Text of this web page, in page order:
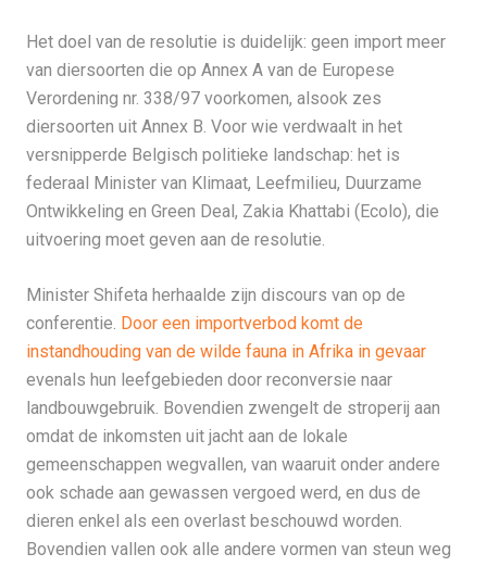
Het doel van de resolutie is duidelijk: geen import meer
van diersoorten die op Annex A van de Europese
Verordening nr. 338/97 voorkomen, alsook zes
diersoorten uit Annex B. Voor wie verdwaalt in het
versnipperde Belgisch politieke landschap: het is
federaal Minister van Klimaat, Leefmilieu, Duurzame
Ontwikkeling en Green Deal, Zakia Khattabi (Ecolo), die
uitvoering moet geven aan de resolutie.
Minister Shifeta herhaalde zijn discours van op de
conferentie. Door een importverbod komt de
instandhouding van de wilde fauna in Afrika in gevaar
evenals hun leefgebieden door reconversie naar
landbouwgebruik. Bovendien zwengelt de stroperij aan
omdat de inkomsten uit jacht aan de lokale
gemeenschappen wegvallen, van waaruit onder andere
ook schade aan gewassen vergoed werd, en dus de
dieren enkel als een overlast beschouwd worden.
Bovendien vallen ook alle andere vormen van steun weg